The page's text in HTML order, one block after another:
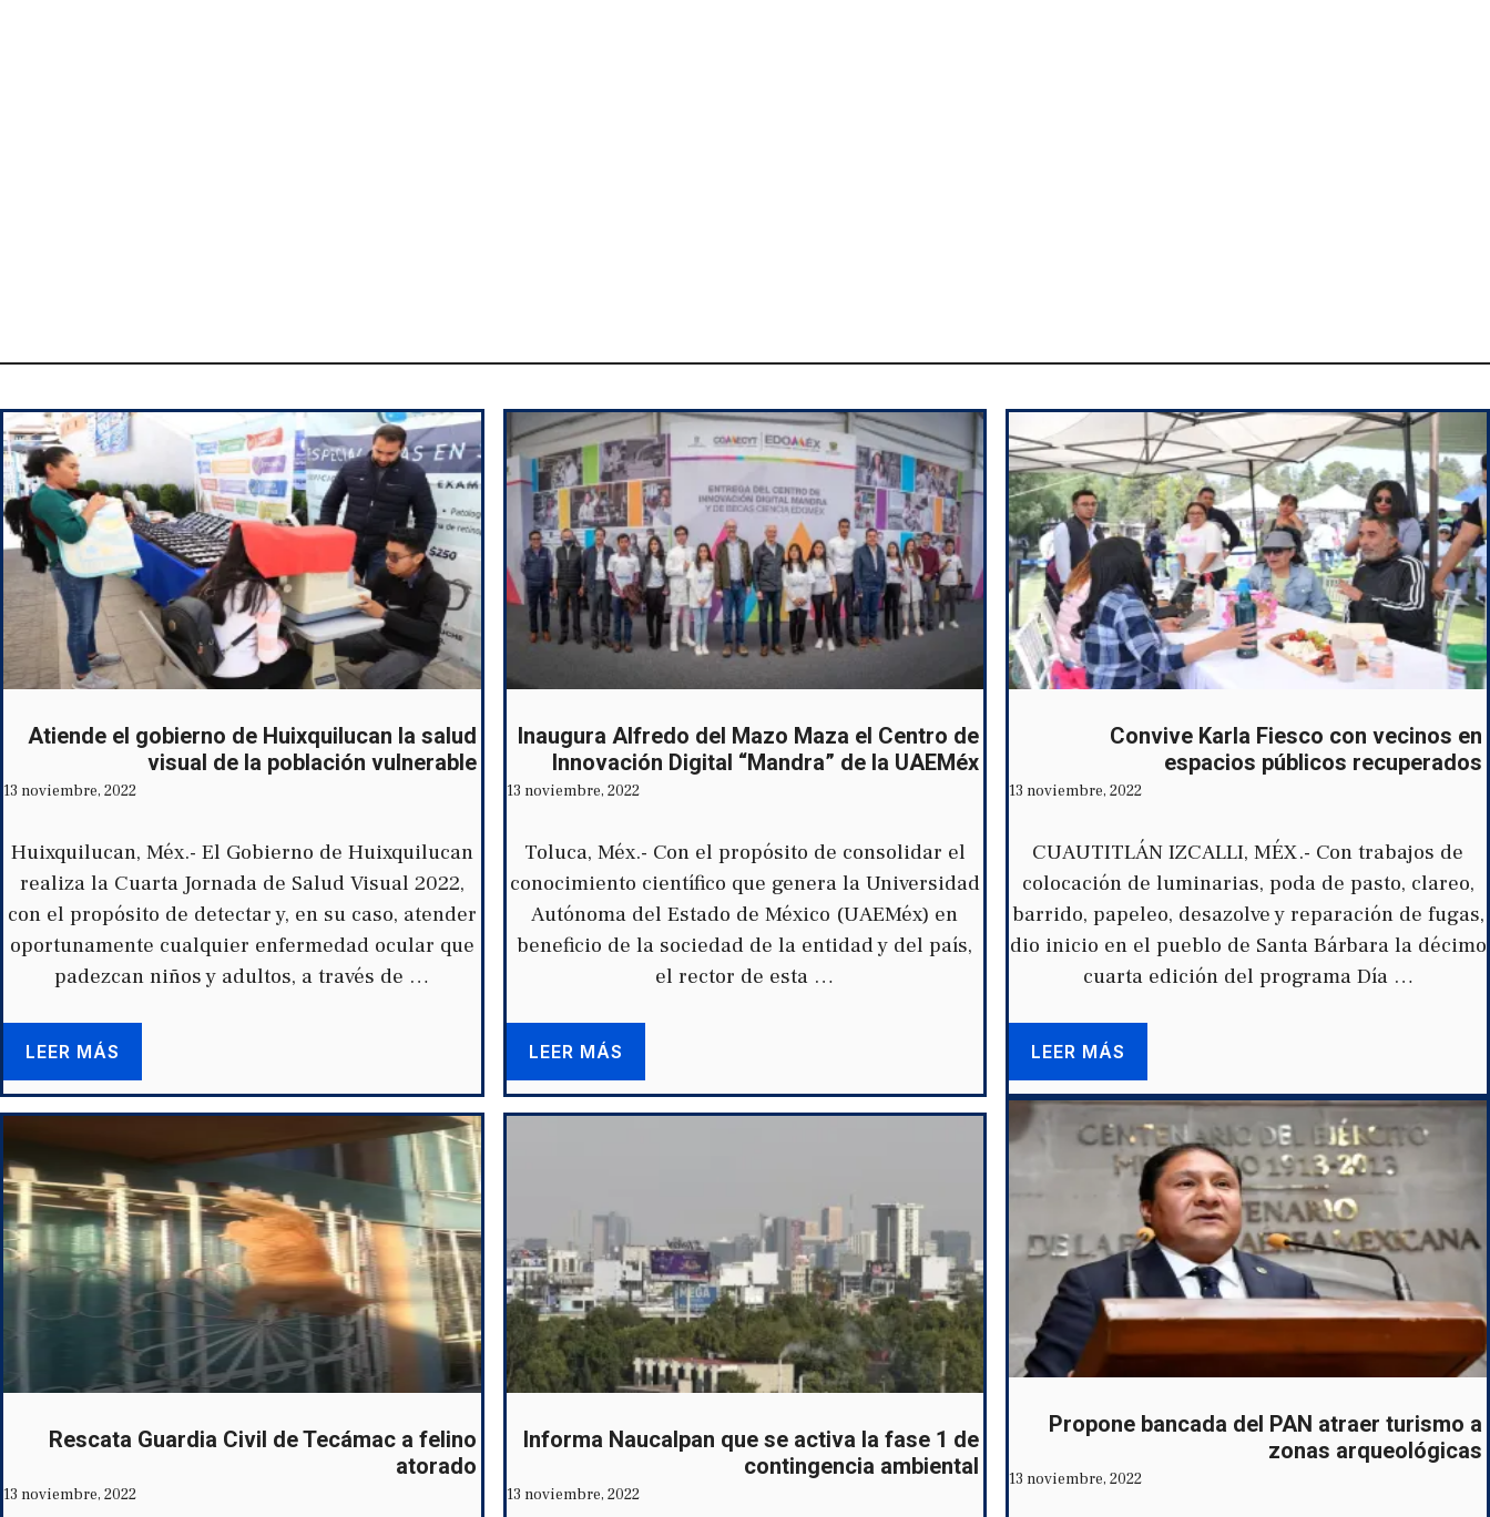
Atiende el gobierno de Huixquilucan la salud
visual de la población vulnerable
13 noviembre, 2022
Huixquilucan, Méx.- El Gobierno de Huixquilucan
realiza la Cuarta Jornada de Salud Visual 2022,
con el propósito de detectar y, en su caso, atender
oportunamente cualquier enfermedad ocular que
padezcan niños y adultos, a través de …
LEER MÁS
Inaugura Alfredo del Mazo Maza el Centro de
Innovación Digital “Mandra” de la UAEMéx
13 noviembre, 2022
Toluca, Méx.- Con el propósito de consolidar el
conocimiento científico que genera la Universidad
Autónoma del Estado de México (UAEMéx) en
beneficio de la sociedad de la entidad y del país,
el rector de esta …
LEER MÁS
Convive Karla Fiesco con vecinos en
espacios públicos recuperados
13 noviembre, 2022
CUAUTITLÁN IZCALLI, MÉX.- Con trabajos de
colocación de luminarias, poda de pasto, clareo,
barrido, papeleo, desazolve y reparación de fugas,
dio inicio en el pueblo de Santa Bárbara la décimo
cuarta edición del programa Día …
LEER MÁS
Rescata Guardia Civil de Tecámac a felino
atorado
13 noviembre, 2022
Informa Naucalpan que se activa la fase 1 de
contingencia ambiental
13 noviembre, 2022
Propone bancada del PAN atraer turismo a
zonas arqueológicas
13 noviembre, 2022